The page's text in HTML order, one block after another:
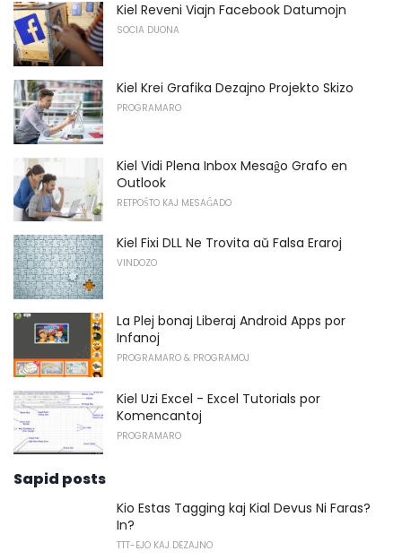
Kiel Reveni Viajn Facebook Datumojn
SOCIA DUONA
Kiel Krei Grafika Dezajno Projekto Skizo
PROGRAMARO
Kiel Vidi Plena Inbox Mesaĝo Grafo en
Outlook
RETPOŜTO KAJ MESAĜADO
Kiel Fixi DLL Ne Trovita aŭ Falsa Eraroj
VINDOZO
La Plej bonaj Liberaj Android Apps por
Infanoj
PROGRAMARO & PROGRAMOJ
Kiel Uzi Excel - Excel Tutorials por
Komencantoj
PROGRAMARO
Sapid posts
Kio Estas Tagging kaj Kial Devus Ni Faras?
In?
TTT-EJO KAJ DEZAJNO